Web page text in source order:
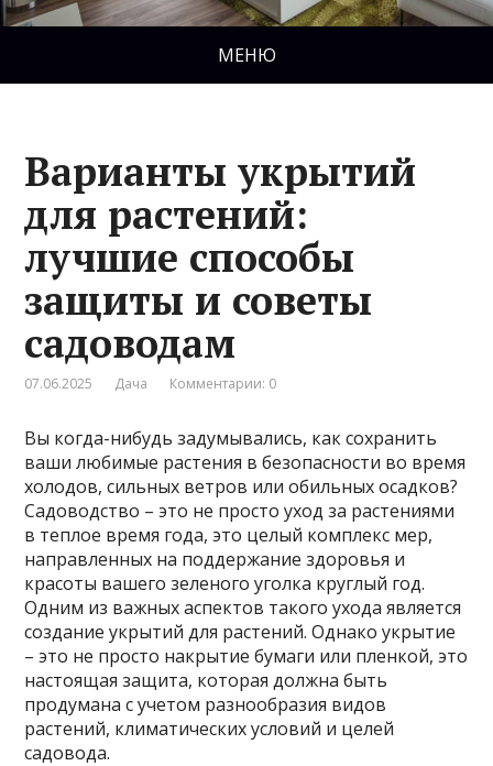
МЕНЮ
Варианты укрытий
для растений:
лучшие способы
защиты и советы
садоводам
07.06.2025 Дача Комментарии: 0
Вы когда-нибудь задумывались, как сохранить
ваши любимые растения в безопасности во время
холодов, сильных ветров или обильных осадков?
Садоводство – это не просто уход за растениями
в теплое время года, это целый комплекс мер,
направленных на поддержание здоровья и
красоты вашего зеленого уголка круглый год.
Одним из важных аспектов такого ухода является
создание укрытий для растений. Однако укрытие
– это не просто накрытие бумаги или пленкой, это
настоящая защита, которая должна быть
продумана с учетом разнообразия видов
растений, климатических условий и целей
садовода.